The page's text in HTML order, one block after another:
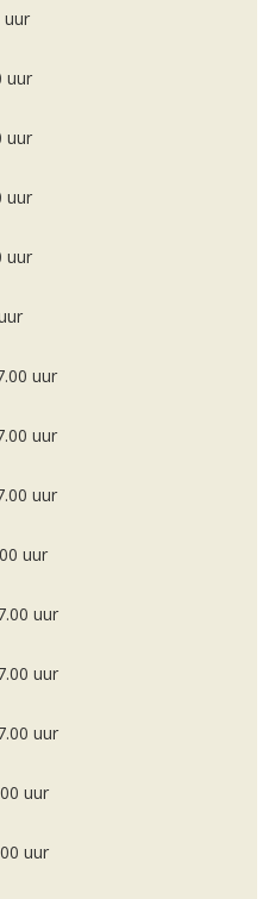
uur
uur
uur
uur
uur
uur
uur
uur
uur
uur
uur
uur
uur
uur